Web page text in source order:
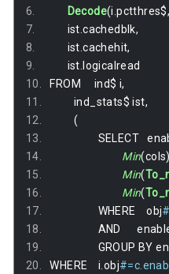
Decode(i .pctthres$
ist .cachedblk,
ist .cachehit,
ist .logicalread
FROM
ind$ i,
ind_stats$ ist,
(
SELECT
Min(cols)
Min(
Min(
WHERE
obj#
AND
GROUP BY
WHERE
i obj#=c